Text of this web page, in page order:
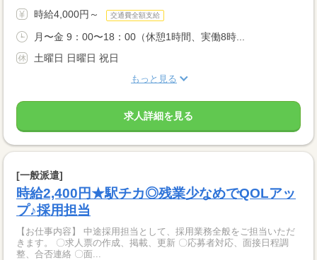
時給4,000円～ 交通費全額支給
月〜金 9：00〜18：00（休憩1時間、実働8時...
土曜日 日曜日 祝日
もっと見る
求人詳細を見る
[一般派遣]
時給2,400円★駅チカ◎残業少なめでQOLアッ
プ♪採用担当
【お仕事内容】 中途採用担当として、採用業務全般をご担当いただ
きます。 〇求人票の作成、掲載、更新 〇応募者対応、面接日程調
整、合否連絡 〇面...